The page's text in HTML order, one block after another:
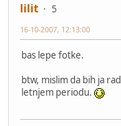
lilit
5
16-10-2007, 12:13:00
bas lepe fotke.
btw, mislim da bih ja
letnjem periodu.